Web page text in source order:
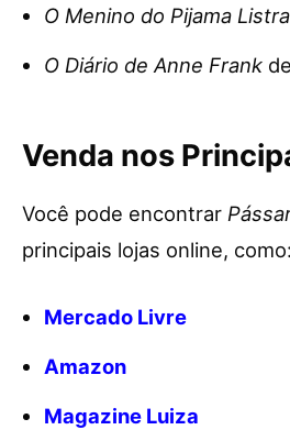
O Menino do Pijama
O Diário de Anne Frank
Venda nos
Você pode encontrar
principais lojas online, como:
Mercado Livre
Amazon
Magazine Luiza